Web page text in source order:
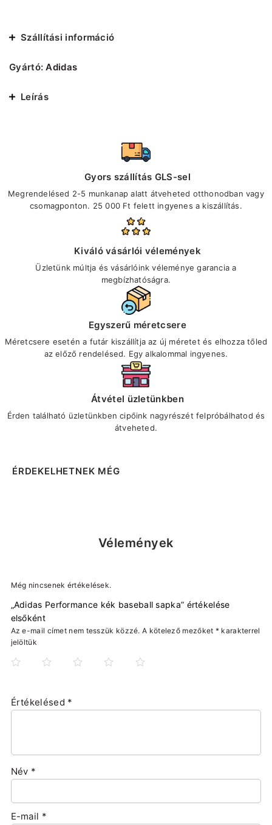
Szállítási információ
Gyártó:Adidas
Leírás
Gyors szállítás GLS-sel
Megrendelésed 2-5 munkanap alatt átveheted otthonodban vagy
csomagponton. 25 000 Ft felett ingyenes a kiszállítás.
Kiváló vásárlói vélemények
Üzletünk múltja és vásárlóink véleménye garancia a
megbízhatóságra.
Egyszerű méretcsere
Méretcsere esetén a futár kiszállítja az új méretet és elhozza tőled
az előző rendelésed. Egy alkalommal ingyenes.
Átvétel üzletünkben
Érden található üzletünkben cipőink nagyrészét felpróbálhatod és
átveheted.
ÉRDEKELHETNEK MÉG
Vélemények
Még nincsenek értékelések.
„Adidas Performance kék baseball sapka” értékelése
elsőként
Az e-mail címet nem tesszük közzé. A kötelező mezőket * karakterrel
jelöltük
Értékelésed *
Név *
E-mail *